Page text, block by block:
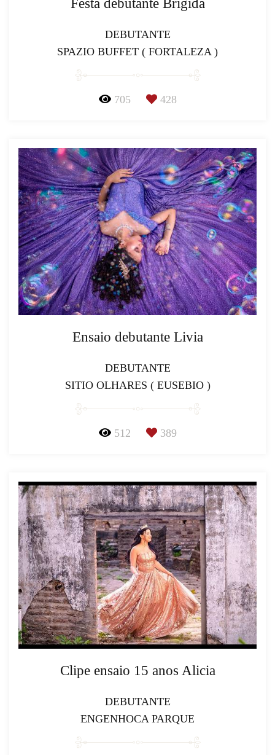
Festa debutante Brigida
DEBUTANTE
SPAZIO BUFFET ( FORTALEZA )
705 428
Ensaio debutante Livia
DEBUTANTE
SITIO OLHARES ( EUSEBIO )
512 389
Clipe ensaio 15 anos Alicia
DEBUTANTE
ENGENHOCA PARQUE